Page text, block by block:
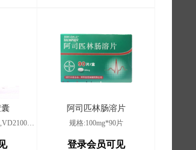
规格:100粒(VA10000单位,VD21000单位)
阿司匹林肠溶片
规格:100mg*90片
登录会员可见